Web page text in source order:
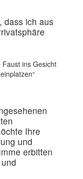
dass ich aus
ins Gesicht
Ihre
und
erbitten